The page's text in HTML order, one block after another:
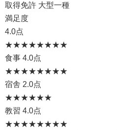
取得免許 大型一種
満足度
4.0点
★★★★★★★★
食事 4.0点
★★★★★★★★
宿舎 2.0点
★★★★★★
教習 4.0点
★★★★★★★★